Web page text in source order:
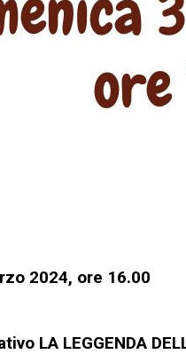
2024, ore 16.00
LA LEGGENDA